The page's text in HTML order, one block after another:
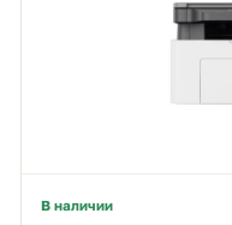
В наличии